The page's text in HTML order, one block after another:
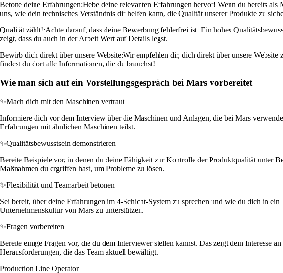
Betone deine Erfahrungen:Hebe deine relevanten Erfahrungen hervor! Wenn du bereits als
uns, wie dein technisches Verständnis dir helfen kann, die Qualität unserer Produkte zu
Qualität zählt!:Achte darauf, dass deine Bewerbung fehlerfrei ist. Ein hohes
zeigt, dass du auch in der Arbeit Wert auf Details legst.
Bewirb dich direkt über unsere Website:Wir empfehlen dir, dich direkt über unsere
findest du dort alle Informationen, die du brauchst!
Wie man sich auf ein Vorstellungsgespräch bei Mars vorbereitet
✨Mach dich mit den Maschinen vertraut
Informiere dich vor dem Interview über die Maschinen und Anlagen, die bei Mars
Erfahrungen mit ähnlichen Maschinen teilst.
✨Qualitätsbewusstsein demonstrieren
Bereite Beispiele vor, in denen du deine Fähigkeit zur Kontrolle der Produktqualität unter
Maßnahmen du ergriffen hast, um Probleme zu lösen.
✨Flexibilität und Teamarbeit betonen
Sei bereit, über deine Erfahrungen im 4-Schicht-System zu sprechen und wie du dich in
Unternehmenskultur von Mars zu unterstützen.
✨Fragen vorbereiten
Bereite einige Fragen vor, die du dem Interviewer stellen kannst. Das zeigt dein Interesse
Herausforderungen, die das Team aktuell bewältigt.
Production Line Operator